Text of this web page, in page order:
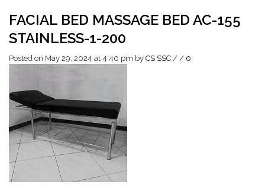
FACIAL BED MASSAGE BED AC-155
STAINLESS-1-200
Posted on May 29, 2024 at 4:40 pm by CS SSC / / 0